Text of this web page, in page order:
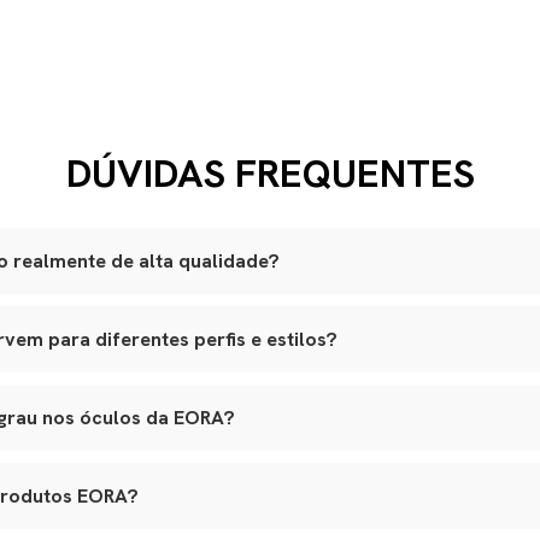
DÚVIDAS FREQUENTES
realmente de alta qualidade?
italiano, lentes ZEISS com proteção UVA e UVB, adornos
premium, banho antialérgico e design exclusivo.
para diferentes perfis e estilos?
Tudo é pensado para integrar funcionalidade real, elegância e
nos óculos da EORA?
aplicação das lentes sem alterar o design original.
EORA?